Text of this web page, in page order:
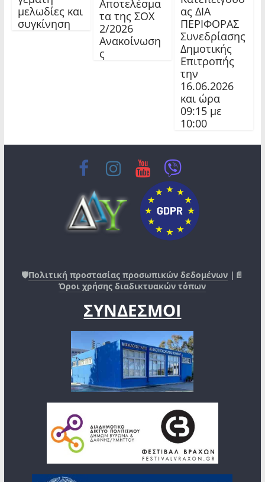
μελωδίες και
συγκίνηση
Αποτελέσμα
τα της ΣΟΧ
2/2026
Ανακοίνωση
ς
ας ΔΙΑ
ΠΕΡΙΦΟΡΑΣ
Συνεδρίασης
Δημοτικής
Επιτροπής
την
16.06.2026
και ώρα
09:15 με
10:00
🛡️Πολιτική προστασίας προσωπικών δεδομένων |📄
Όροι χρήσης διαδικτυακών τόπων
ΣΥΝΔΕΣΜΟΙ